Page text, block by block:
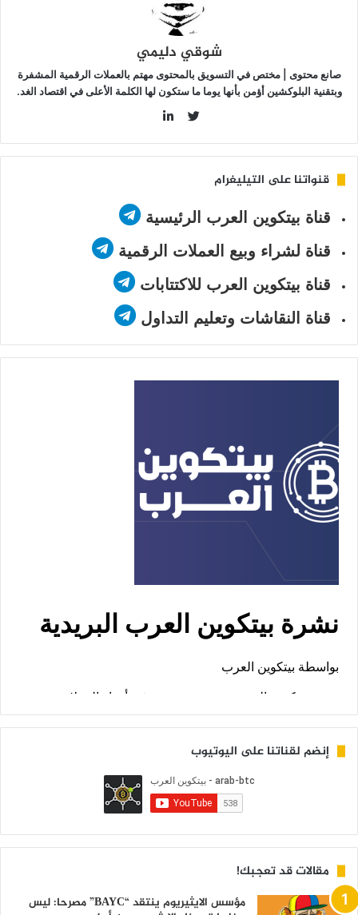
شوقي دليمي
صانع محتوى | مختص في التسويق بالمحتوى مهتم بالعملات الرقمية المشفرة
وبتقنية البلوكشين أؤمن بأنها يوما ما ستكون لها الكلمة الأعلى في اقتصاد الغد.
قنواتنا على التيليغرام
قناة بيتكوين العرب الرئيسية
قناة لشراء وبيع العملات الرقمية
قناة بيتكوين العرب للاكتتابات
قناة النقاشات وتعليم التداول
إنضم لقناتنا على اليوتيوب
مقالات قد تعجبك!
مؤسس الايثيريوم ينتقد “BAYC” مصرحا: ليس